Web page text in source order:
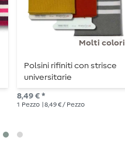
Molti colori
Polsini rifiniti con strisce
universitarie
8,49 € *
1 Pezzo | 8,49 € / Pezzo